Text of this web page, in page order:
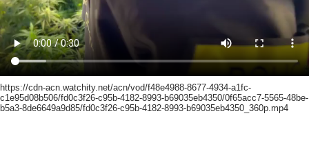
https://cdn-acn.watchity.net/acn/vod/f48e4988-8677-4934-a1fc-
c1e95d08b506/fd0c3f26-c95b-4182-8993-b69035eb4350/0f65acc7-5565-48be-
b5a3-8de6649a9d85/fd0c3f26-c95b-4182-8993-b69035eb4350_360p.mp4